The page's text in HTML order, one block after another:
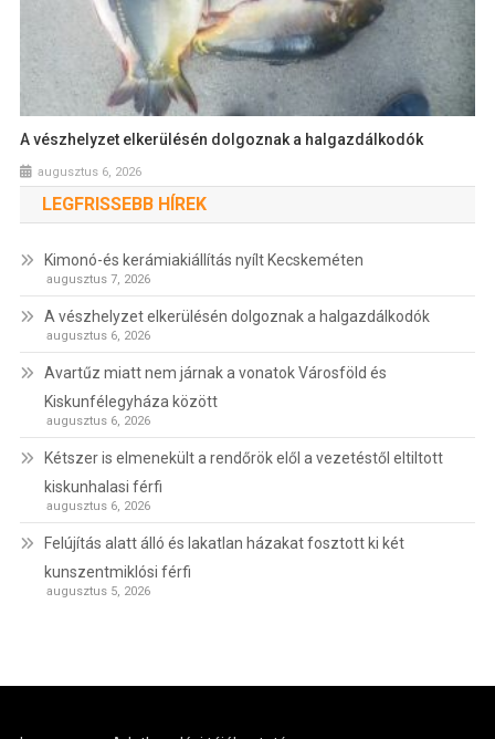
A vészhelyzet elkerülésén dolgoznak a halgazdálkodók
augusztus 6, 2026
LEGFRISSEBB HÍREK
Kimonó-és kerámiakiállítás nyílt Kecskeméten
augusztus 7, 2026
A vészhelyzet elkerülésén dolgoznak a halgazdálkodók
augusztus 6, 2026
Avartűz miatt nem járnak a vonatok Városföld és
Kiskunfélegyháza között
augusztus 6, 2026
Kétszer is elmenekült a rendőrök elől a vezetéstől eltiltott
kiskunhalasi férfi
augusztus 6, 2026
Felújítás alatt álló és lakatlan házakat fosztott ki két
kunszentmiklósi férfi
augusztus 5, 2026